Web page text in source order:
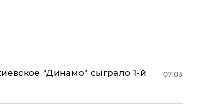
"Динамо" сыграло 1-й
07:03